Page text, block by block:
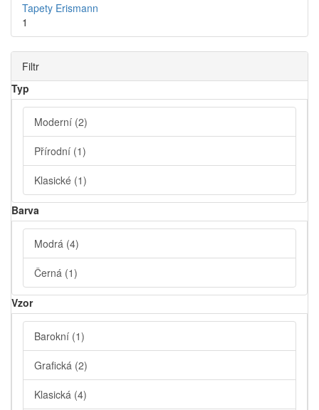
Tapety Erismann
1
Filtr
Typ
Moderní (2)
Přírodní (1)
Klasické (1)
Barva
Modrá (4)
Černá (1)
Vzor
Barokní (1)
Grafická (2)
Klasická (4)